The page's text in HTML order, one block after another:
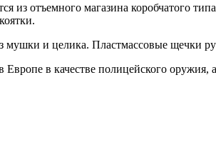
из отъемного магазина коробчатого
мушки и целика. Пластмассовые щечки
в качестве полицейского